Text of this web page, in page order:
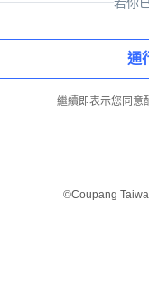
通
繼續即表示您同意
©Coupang